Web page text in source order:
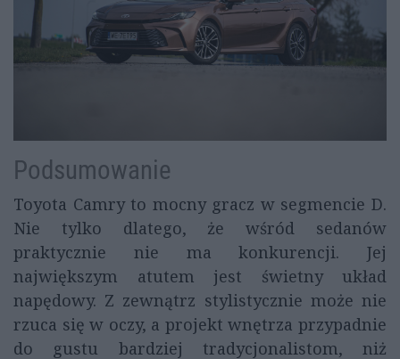
Podsumowanie
Toyota Camry to mocny gracz w segmencie D.
Nie tylko dlatego, że wśród sedanów
praktycznie nie ma konkurencji. Jej
największym atutem jest świetny układ
napędowy. Z zewnątrz stylistycznie może nie
rzuca się w oczy, a projekt wnętrza przypadnie
do gustu bardziej tradycjonalistom, niż